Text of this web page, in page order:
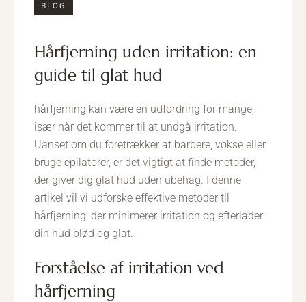
BLOG
hårfjerning uden irritation: en
guide til glat hud
hårfjerning kan være en udfordring for mange,
især når det kommer til at undgå irritation.
Uanset om du foretrækker at barbere, vokse eller
bruge epilatorer, er det vigtigt at finde metoder,
der giver dig glat hud uden ubehag. I denne
artikel vil vi udforske effektive metoder til
hårfjerning, der minimerer irritation og efterlader
din hud blød og glat.
forståelse af irritation ved
hårfjerning